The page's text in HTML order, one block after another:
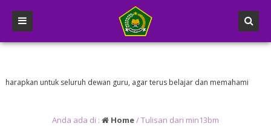
untuk seluruh dewan guru, agar terus belajar dan memahami
Anda ada di : Home/Tulisan dari min13bm